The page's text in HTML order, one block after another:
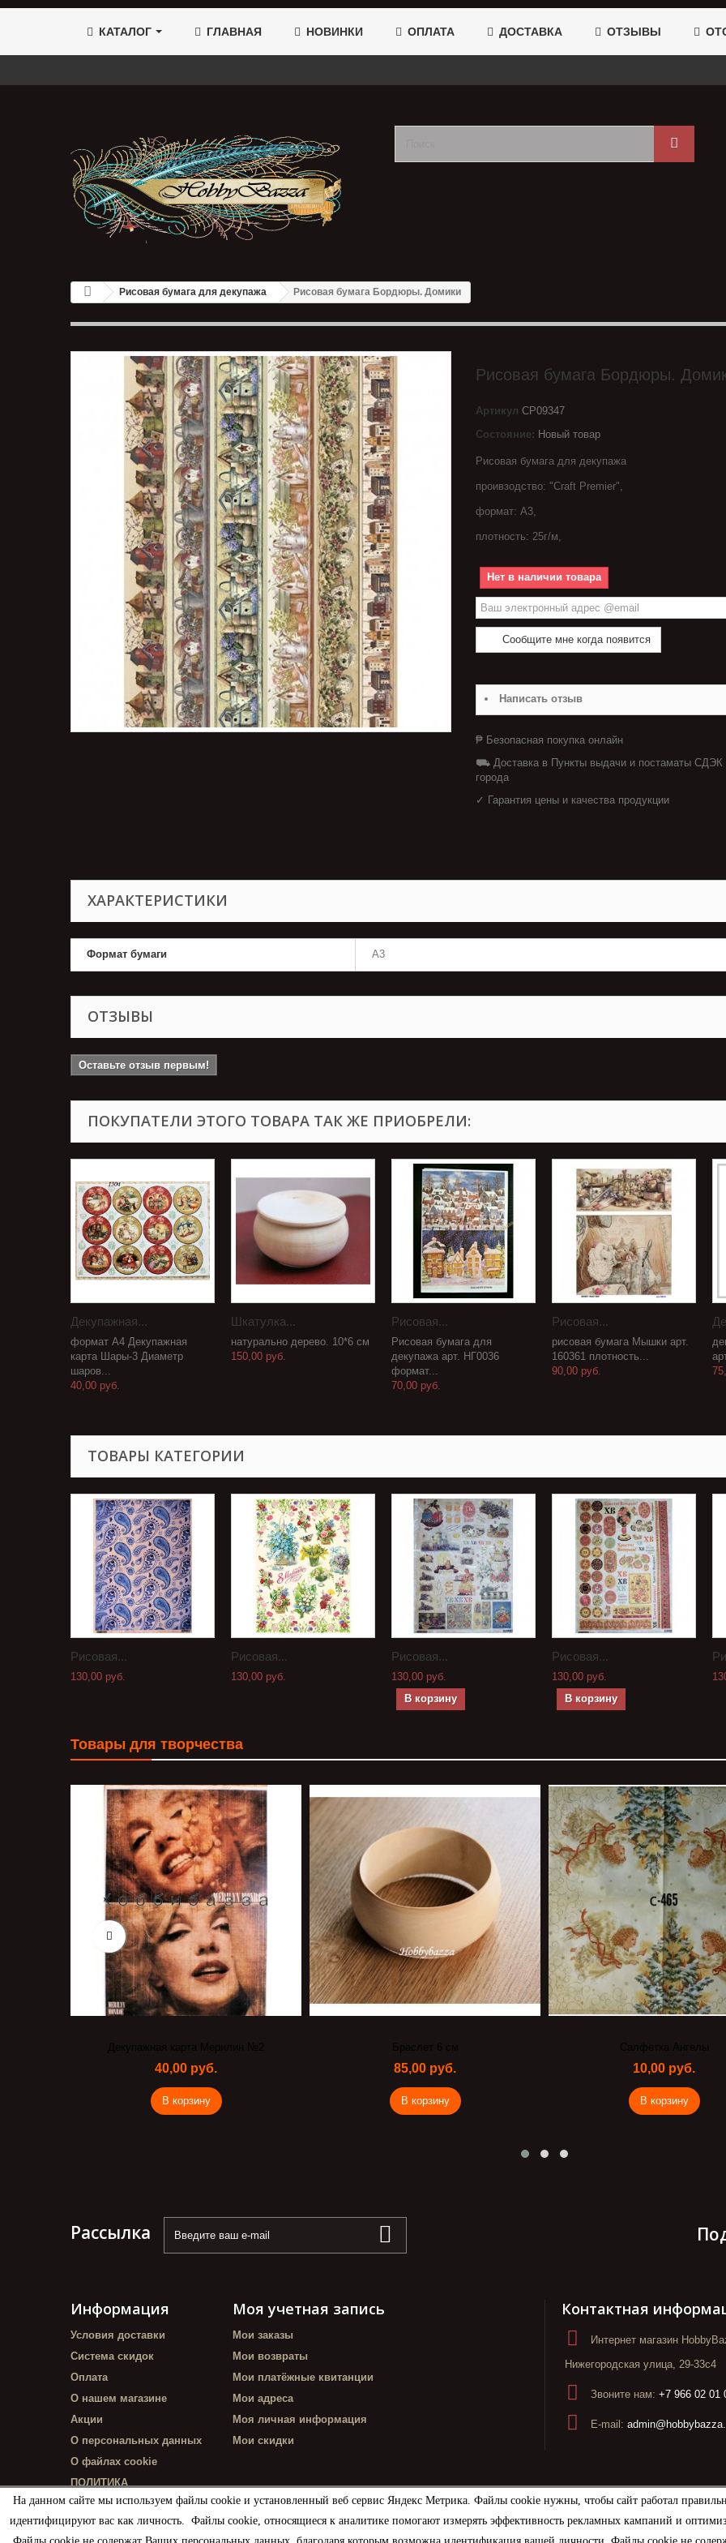
На данном сайте мы используем файлы cookie и установленный веб сервис Яндекс Метрика. Файлы cookie нужны, чтобы сайт работал
идентифицируют вас как личность. Файлы cookie, относящиеся к аналитике помогают измерять эффективность рекламных кампаний и
КАТАЛОГ ГЛАВНАЯ НОВИНКИ ОПЛАТА ДОСТАВКА ОТЗЫВЫ
Рисовая бумага для декупажа Рисовая бумага Бордюры. Домики
Рисовая бумага Бордюры.
Артикул CP09347
Состояние: Новый товар
Рисовая бумага для декупажа
проивзодство: "Craft Premier",
формат: A3,
плотность: 25г/м,
Нет в наличии товара
Сообщите мне когда появится
Написать отзыв
₱ Безопасная покупка онлайн
⛟ Доставка в Пункты выдачи и постаматы СДЭК
города
✓ Гарантия цены и качества продукции
ХАРАКТЕРИСТИКИ
Формат бумаги А3
ОТЗЫВЫ
Оставьте отзыв первым!
ПОКУПАТЕЛИ ЭТОГО ТОВАРА ТАК ЖЕ ПРИОБРЕЛИ:
Декупажная...
формат А4 Декупажная
карта Шары-3 Диаметр
шаров...
40,00 руб.
Шкатулка...
натурально дерево. 10*6 см
150,00 руб.
Рисовая...
Рисовая бумага для
декупажа арт. НГ0036
формат...
70,00 руб.
Рисовая...
рисовая бумага Мышки арт.
160361 плотность...
90,00 руб.
ТОВАРЫ КАТЕГОРИИ
Рисовая...
130,00 руб.
Рисовая...
130,00 руб.
Рисовая...
130,00 руб.
В корзину
Рисовая...
130,00 руб.
В корзину
Товары для творчества
Декупажная карта Мерилин №2
40,00 руб.
В корзину
Браслет 6 см
85,00 руб.
В корзину
Салфетка Ангелы
10,00 руб.
В корзину
Рассылка
Информация
Условия доставки
Система скидок
Оплата
О нашем магазине
Акции
О персональных данных
О файлах cookie
ПОЛИТИКА
КОНФИДЕНЦИАЛЬНОСТИ
Моя учетная запись
Мои заказы
Мои возвраты
Мои платёжные квитанции
Мои адреса
Моя личная информация
Мои скидки
Контактная
Интернет магазин
Нижегородская улица, 29-33с4
Звоните нам: +7 966 02 01
E-mail: